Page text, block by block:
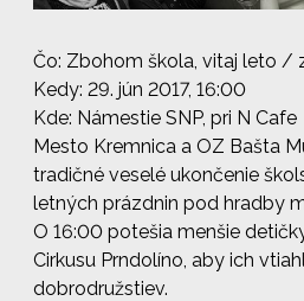
Čo: Zbohom škola, vitaj leto /
Kedy: 29. jún 2017, 16:00
Kde: Námestie SNP, pri N Cafe
Mesto Kremnica a OZ Bašta
tradičné veselé ukončenie
letných prázdnin pod hradby
O 16:00 potešia menšie
Cirkusu Prndolíno, aby ich
dobrodružstiev.